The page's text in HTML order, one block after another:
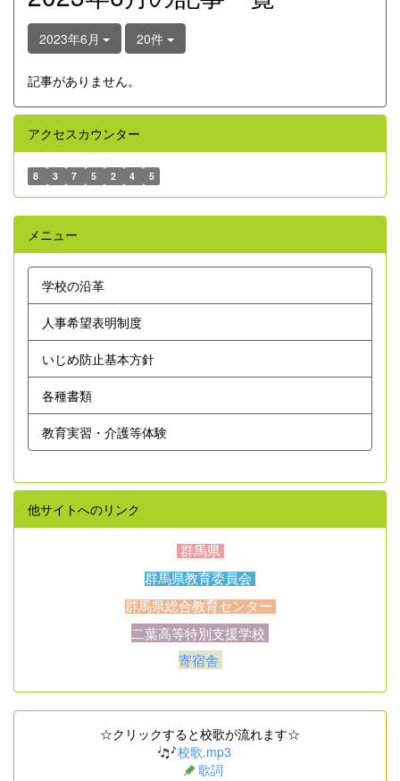
2023年6月 20件
記事がありません。
アクセスカウンター
8 3 7 5 2 4 5
メニュー
学校の沿革
人事希望表明制度
いじめ防止基本方針
各種書類
教育実習・介護等体験
他サイトへのリンク
群馬県
群馬県教育委員会
群馬県総合教育センター
二葉高等特別支援学校
寄宿舎
☆クリックすると校歌が流れます☆
校歌.mp3
歌詞